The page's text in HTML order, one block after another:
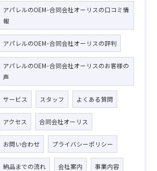
アパレルのOEM･合同会社オーリスの口コミ情
報
アパレルのOEM･合同会社オーリスの評判
アパレルのOEM･合同会社オーリスのお客様の
声
サービス スタッフ よくある質問
アクセス 合同会社オーリス
お問い合わせ プライバシーポリシー
納品までの流れ 会社案内 事業内容